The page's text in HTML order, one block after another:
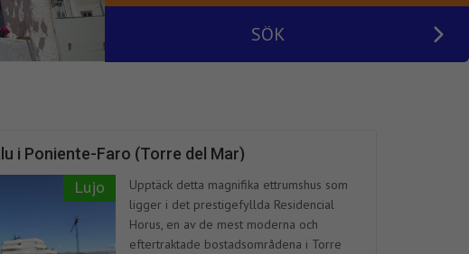
SÖK
i Poniente-Faro (Torre del Mar)
Lujo
Upptäck detta magnifika ettrumshus som
ligger i det prestigefyllda Residencial
Horus, en av de mest moderna och
eftertraktade bostadsområdena i Torre